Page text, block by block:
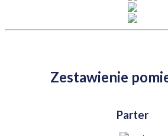
Zestawienie
Parter